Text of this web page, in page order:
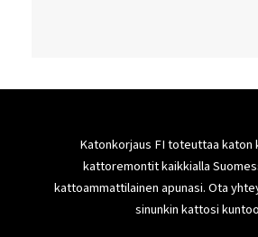
Katonkorjaus FI toteuttaa katon
kattoremontit kaikkialla
kattoammattilainen apunasi. Ota
sinunkin kattosi